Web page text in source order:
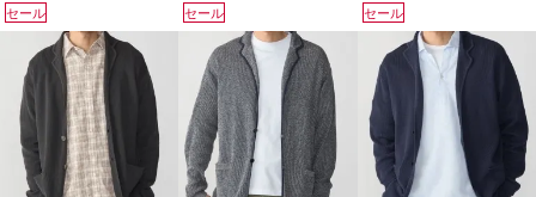
セール セール セール